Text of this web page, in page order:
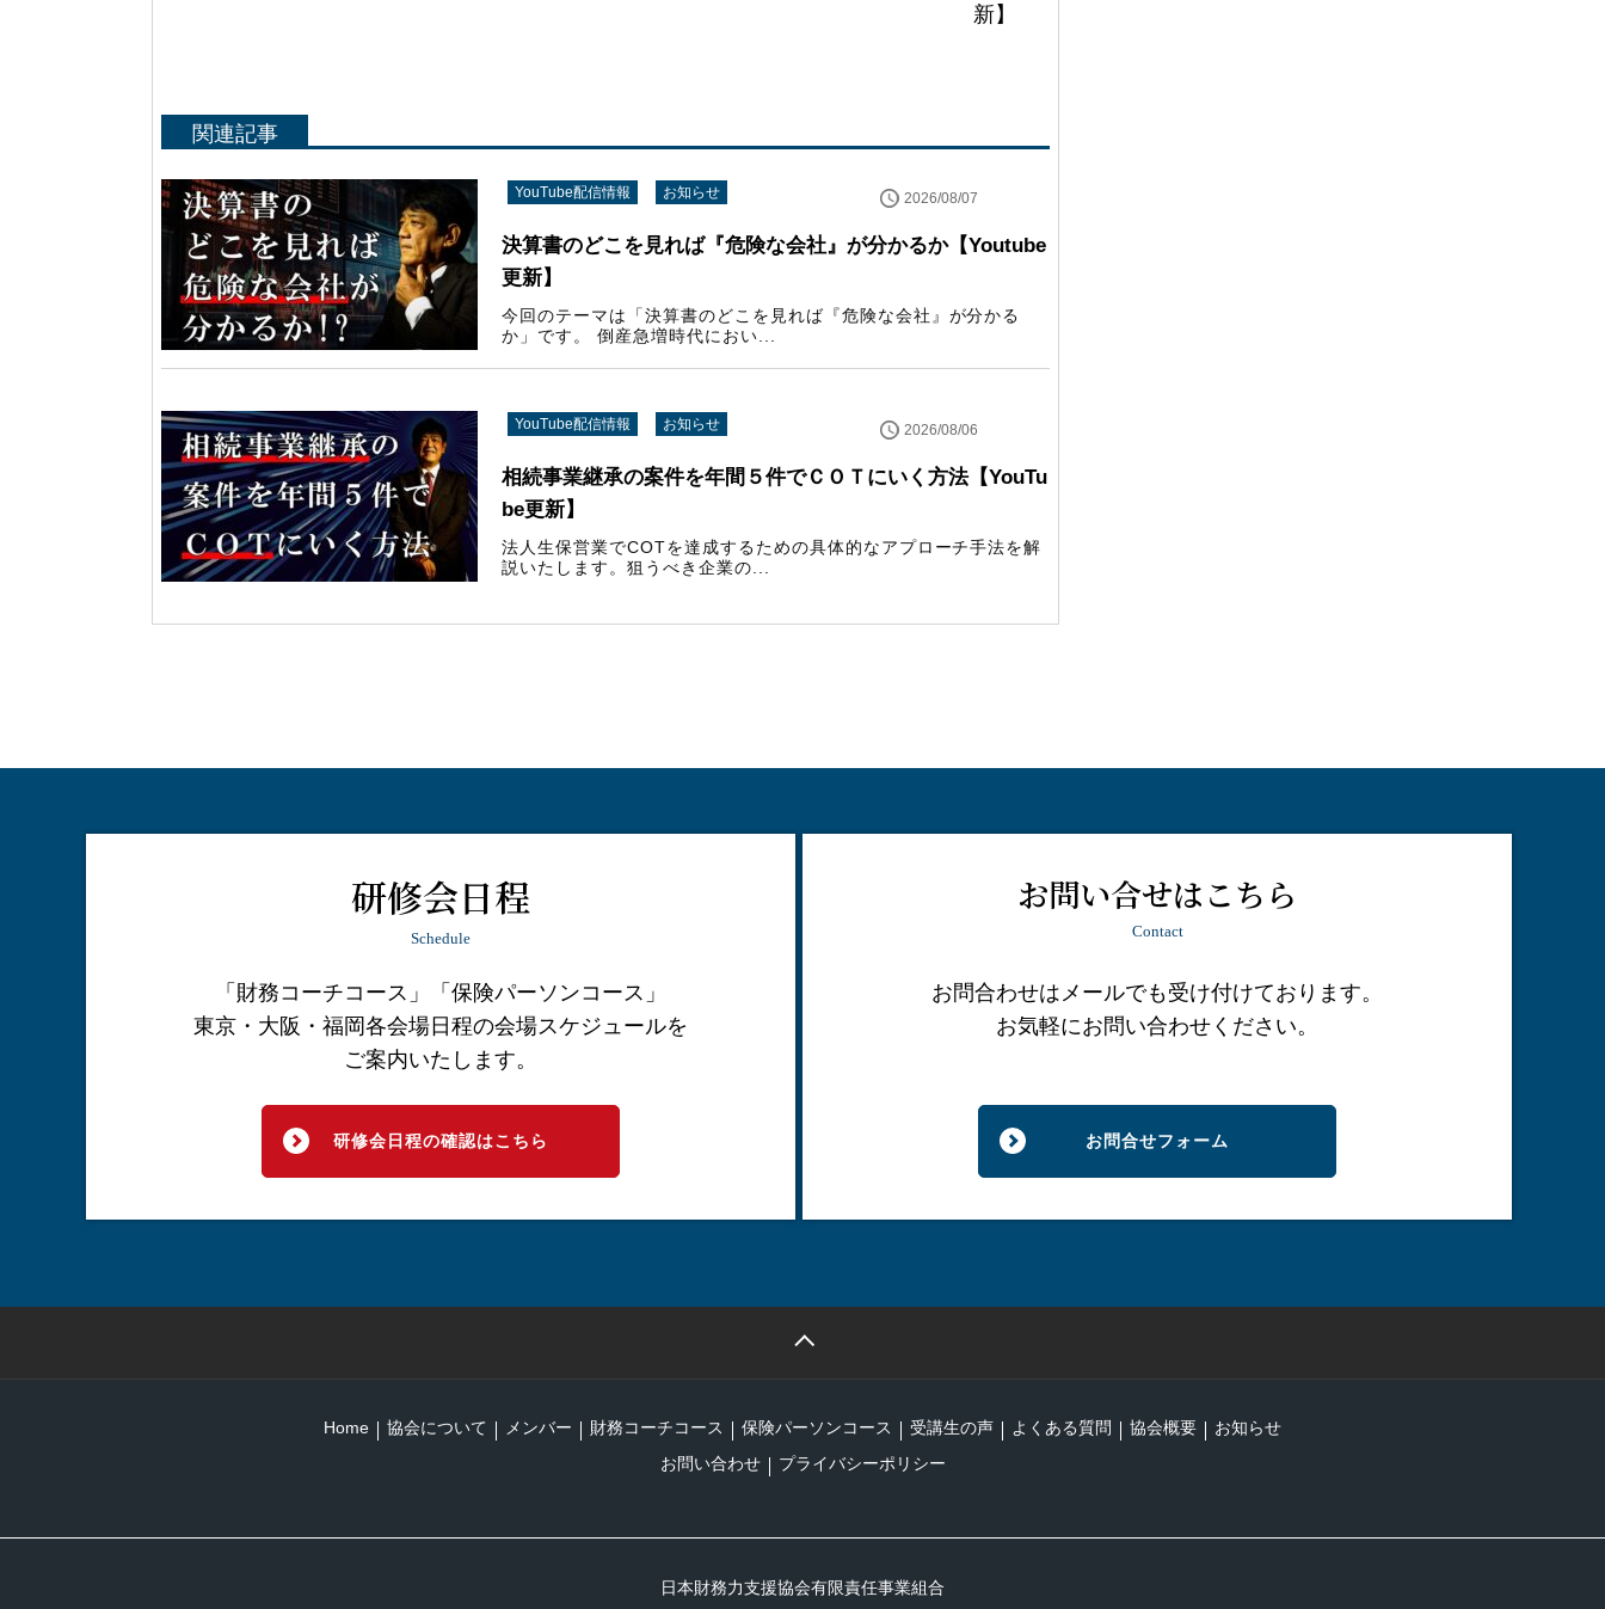
新】
関連記事
YouTube配信情報 お知らせ 2026/08/07
決算書のどこを見れば『危険な会社』が分かるか【Youtube
更新】
今回のテーマは「決算書のどこを見れば『危険な会社』が分かる
か」です。 倒産急増時代におい...
YouTube配信情報 お知らせ 2026/08/06
相続事業継承の案件を年間５件でＣＯＴにいく方法【YouTu
be更新】
法人生保営業でCOTを達成するための具体的なアプローチ手法を解
説いたします。狙うべき企業の...
研修会日程
Schedule
「財務コーチコース」「保険パーソンコース」
東京・大阪・福岡各会場日程の会場スケジュールを
ご案内いたします。
研修会日程の確認はこちら
お問い合せはこちら
Contact
お問合わせはメールでも受け付けております。
お気軽にお問い合わせください。
お問合せフォーム
Home 協会について メンバー 財務コーチコース 保険パーソンコース 受講生の声 よくある質問 協会概要
お知らせ
お問い合わせ
プライバシーポリシー
日本財務力支援協会有限責任事業組合